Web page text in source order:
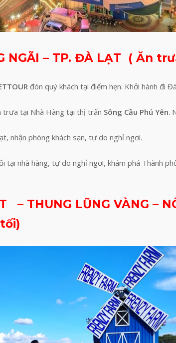
NGÃI – TP. ĐÀ LẠT ( Ăn
đón quý khách tại điểm hẹn. Khởi hành đi
trưa tại Nhà Hàng tại thị trấn Sông Cầu Phú Yên.
nhận phòng khách sạn, tự do nghỉ ngơi.
tại nhà hàng, tự do nghỉ ngơi, khám phá Thành
– THUNG LŨNG VÀNG –
tối)